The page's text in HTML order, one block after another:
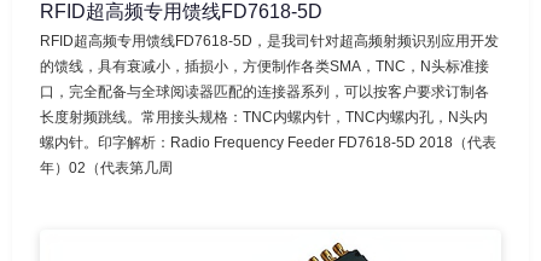
RFID超高频专用馈线FD7618-5D
RFID超高频专用馈线FD7618-5D，是我司针对超高频射频识别应用开发
的馈线，具有衰减小，插损小，方便制作各类SMA，TNC，N头标准接
口，完全配备与全球阅读器匹配的连接器系列，可以按客户要求订制各
长度射频跳线。常用接头规格：TNC内螺内针，TNC内螺内孔，N头内
螺内针。印字解析：Radio Frequency Feeder FD7618-5D 2018（代表
年）02（代表第几周